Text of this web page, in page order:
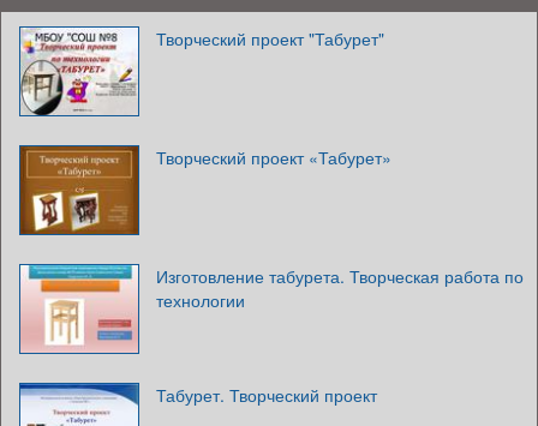
Творческий проект "Табурет"
Творческий проект «Табурет»
Изготовление табурета. Творческая работа по
технологии
Табурет. Творческий проект